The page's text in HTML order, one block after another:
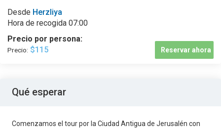
Desde Herzliya
Hora de recogida 07:00
Precio por persona:
Precio: $115 Reservar ahora
Qué esperar
Comenzamos el tour por la Ciudad Antigua de Jerusalén con